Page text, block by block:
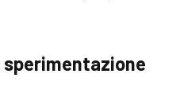
sperimentazione